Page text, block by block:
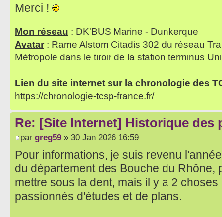
Merci !
Mon réseau : DK'BUS Marine - Dunkerque
Avatar : Rame Alstom Citadis 302 du réseau
Métropole dans le tiroir de la station terminus
Lien du site internet sur la chronologie des
https://chronologie-tcsp-france.fr/
Re: [Site Internet] Historique des
par greg59 » 30 Jan 2026 16:59
Pour informations, je suis revenu
du département des Bouche du Rhône,
mettre sous la dent, mais il y a 2
passionnés d'études et de plans.